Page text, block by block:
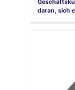
daran, sich